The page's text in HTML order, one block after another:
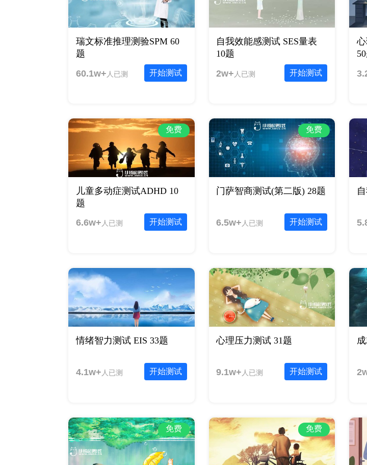
瑞文标准推理测验SPM 60
题
开始测试
60.1w+ 人已测
自我效能感测试 SES量表
10题
开始测试
2w+ 人已测
免费
儿童多动症测试ADHD 10
题
开始测试
6.6w+ 人已测
免费
门萨智商测试(第二版) 28题
开始测试
6.5w+ 人已测
情绪智力测试 EIS 33题
开始测试
4.1w+ 人已测
心理压力测试 31题
开始测试
9.1w+ 人已测
免费 免费